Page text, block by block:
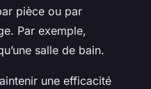
pièce ou par
Par exemple,
salle de bain.
une efficacité